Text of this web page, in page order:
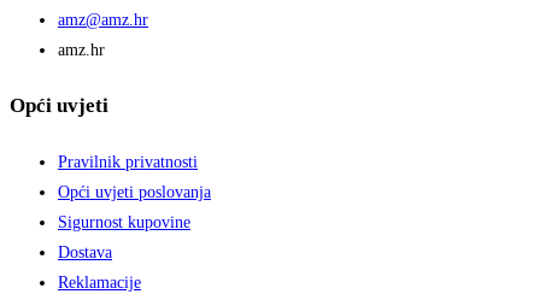
amz@amz.hr
amz.hr
Opći uvjeti
Pravilnik privatnosti
Opći uvjeti poslovanja
Sigurnost kupovine
Dostava
Reklamacije